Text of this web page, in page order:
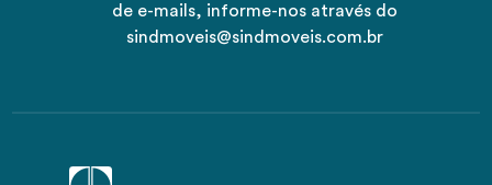
de e-mails, informe-nos através do
sindmoveis@sindmoveis.com.br